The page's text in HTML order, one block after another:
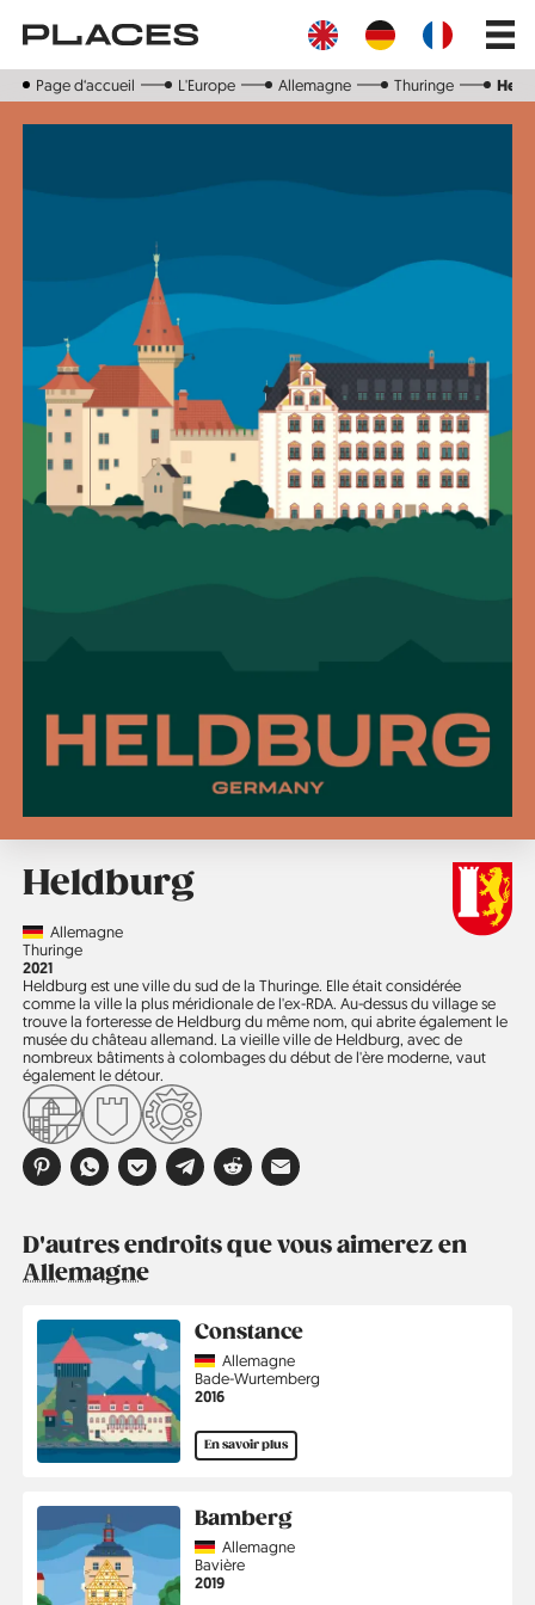
contenu
Main
Page d‘accueil L'Europe Allemagne Thuringe
Heldburg
CountryAllemagne
Région
Thuringe
Année
2021
Heldburg est une ville du sud de la Thuringe. Elle était considérée
comme la ville la plus méridionale de l'ex-RDA. Au-dessus du village se
trouve la forteresse de Heldburg du même nom, qui abrite également le
musée du château allemand. La vieille ville de Heldburg, avec de
nombreux bâtiments à colombages du début de l'ère moderne, vaut
également le détour.
D'autres endroits que vous aimerez en
Allemagne
Constance
CountryAllemagne
Région
Bade-Wurtemberg
Année
2016
En savoir plus
Bamberg
CountryAllemagne
Région
Bavière
Année
2019